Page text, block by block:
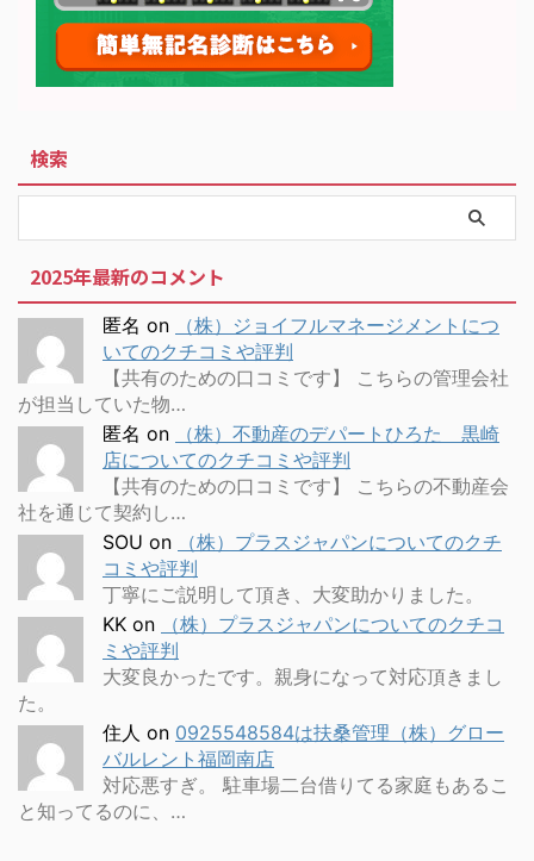
検索
2025年最新のコメント
匿名 on
（株）ジョイフルマネージメントにつ
いてのクチコミや評判
【共有のための口コミです】 こちらの管理会社
が担当していた物…
匿名 on
（株）不動産のデパートひろた 黒崎
店についてのクチコミや評判
【共有のための口コミです】 こちらの不動産会
社を通じて契約し…
SOU on
（株）プラスジャパンについてのクチ
コミや評判
丁寧にご説明して頂き、大変助かりました。
KK on
（株）プラスジャパンについてのクチコ
ミや評判
大変良かったです。親身になって対応頂きまし
た。
住人 on 0925548584は扶桑管理（株）グロー
バルレント福岡南店
対応悪すぎ。 駐車場二台借りてる家庭もあるこ
と知ってるのに、…